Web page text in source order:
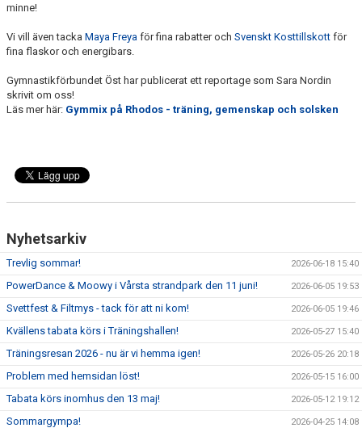
KONTAKT
VÅRA HALLAR
PRISER
ANMÄLAN
minne!
Vi vill även tacka Maya Freya för fina rabatter och Svenskt Kosttillskott för
fina flaskor och energibars.
Gymnastikförbundet Öst har publicerat ett reportage som Sara Nordin
skrivit om oss!
Läs mer här: Gymmix på Rhodos - träning, gemenskap och solsken
Nyhetsarkiv
Trevlig sommar! 2026-06-18 15:40
PowerDance & Moowy i Vårsta strandpark den 11 juni! 2026-06-05 19:53
Svettfest & Filtmys - tack för att ni kom! 2026-06-05 19:46
Kvällens tabata körs i Träningshallen! 2026-05-27 15:40
Träningsresan 2026 - nu är vi hemma igen! 2026-05-26 20:18
Problem med hemsidan löst! 2026-05-15 16:00
Tabata körs inomhus den 13 maj! 2026-05-12 19:12
Sommargympa! 2026-04-25 14:08